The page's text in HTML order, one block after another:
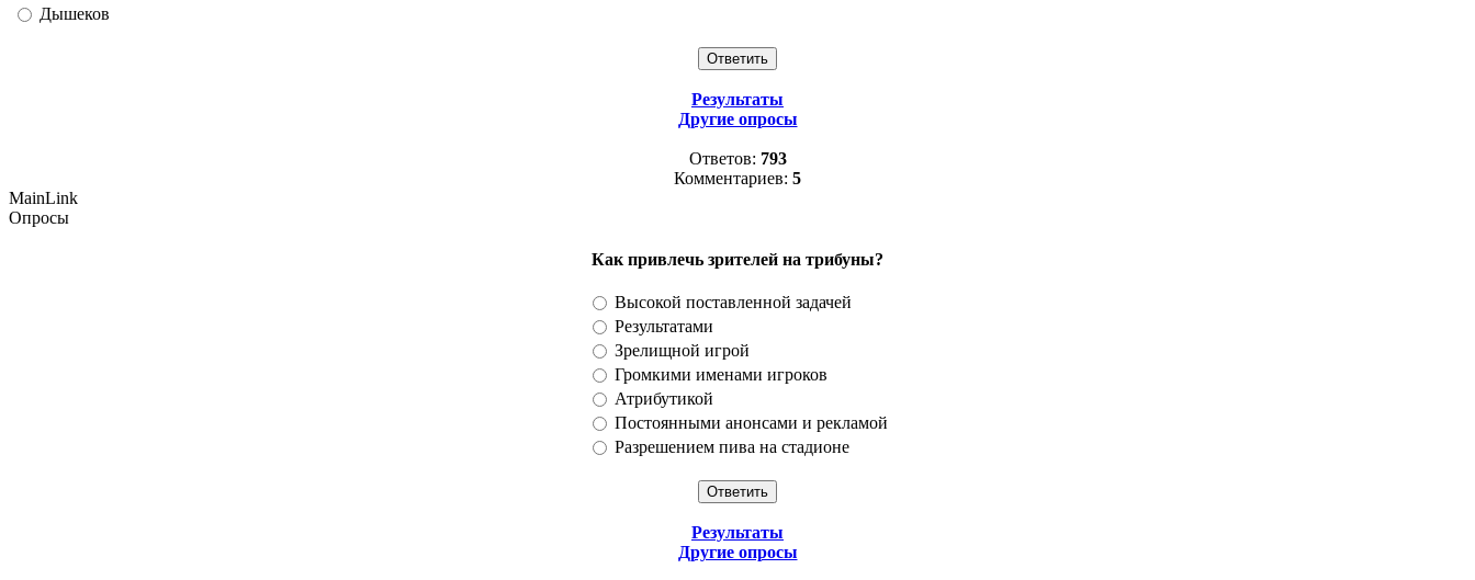
Дышеков
Результаты
Другие опросы
Ответов: 793
Комментариев: 5
MainLink
Опросы
Как привлечь зрителей на трибуны?
Высокой поставленной задачей
Результатами
Зрелищной игрой
Громкими именами игроков
Атрибутикой
Постоянными анонсами и рекламой
Разрешением пива на стадионе
Результаты
Другие опросы